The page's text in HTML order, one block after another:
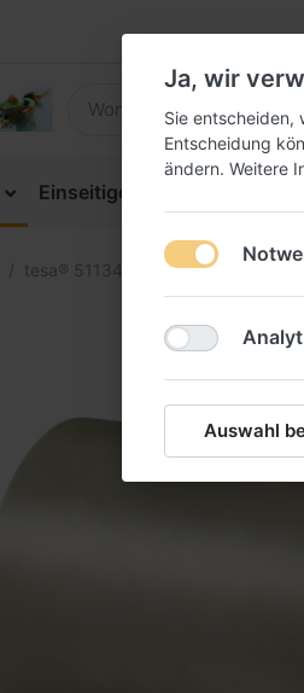
Einseitige Klebebänder
tesa® 51134
Ja, wir
Sie entscheiden,
Entscheidung
ändern. Weitere
Auswahl